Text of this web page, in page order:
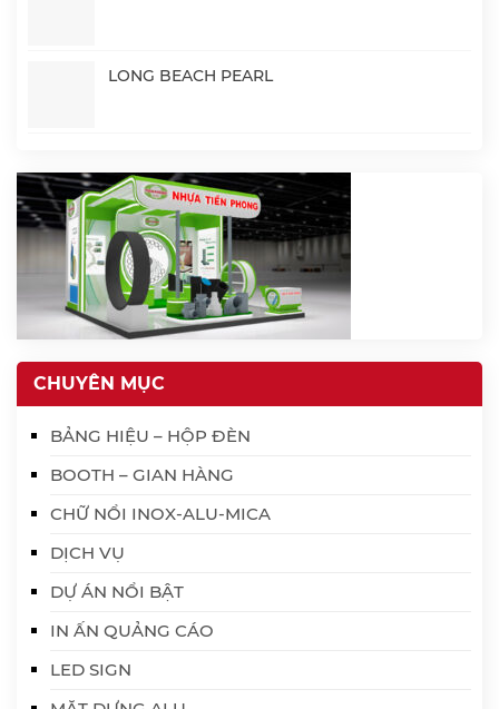
LONG BEACH PEARL
CHUYÊN MỤC
BẢNG HIỆU – HỘP ĐÈN
BOOTH – GIAN HÀNG
CHỮ NỔI INOX-ALU-MICA
DỊCH VỤ
DỰ ÁN NỔI BẬT
IN ẤN QUẢNG CÁO
LED SIGN